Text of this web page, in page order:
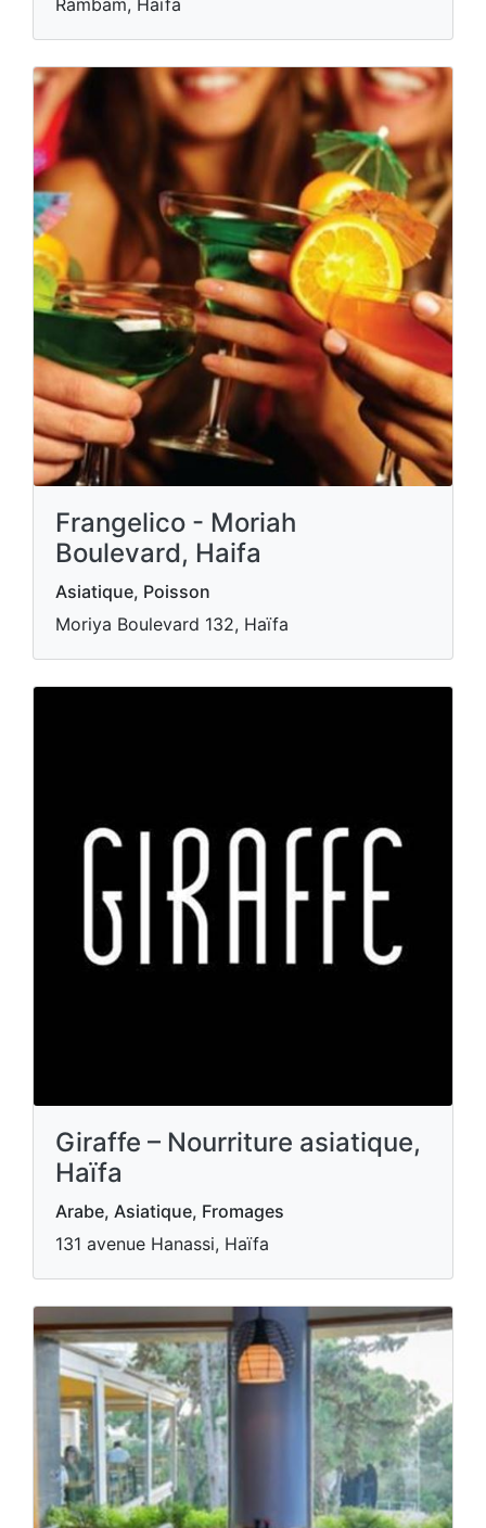
Rambam, Haïfa
Frangelico - Moriah
Boulevard, Haifa
Asiatique, Poisson
Moriya Boulevard 132, Haïfa
Giraffe – Nourriture asiatique,
Haïfa
Arabe, Asiatique, Fromages
131 avenue Hanassi, Haïfa